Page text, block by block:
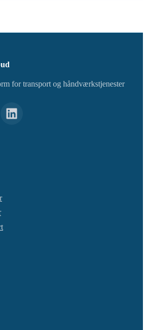
for transport og håndværkstjenester